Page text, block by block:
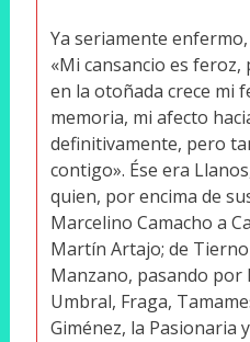
Ya seriamente
«Mi cansancio es
en la otoñada crece mi
memoria, mi afecto
definitivamente, pero
contigo». Ése era
quien, por encima de
Marcelino Camacho a
Martín Artajo; de
Manzano, pasando por
Umbral, Fraga,
Giménez, la Pasionaria